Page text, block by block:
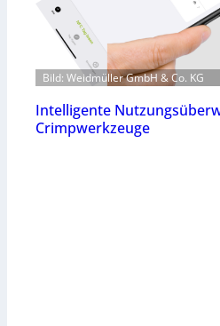
Bild: Weidmüller GmbH & Co. KG
Intelligente
Crimpwerkzeuge